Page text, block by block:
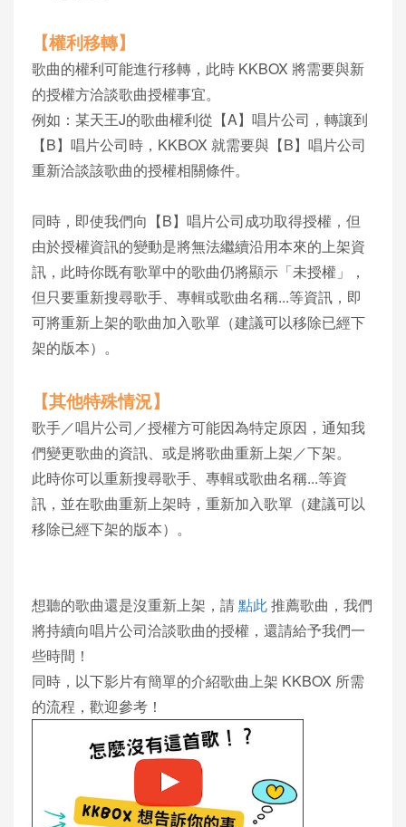
【權利移轉】
歌曲的權利可能進行移轉，此時 KKBOX 將需要與新
的授權方洽談歌曲授權事宜。
例如：某天王J的歌曲權利從【A】唱片公司，轉讓到
【B】唱片公司時，KKBOX 就需要與【B】唱片公司
重新洽談該歌曲的授權相關條件。
同時，即使我們向【B】唱片公司成功取得授權，但
由於授權資訊的變動是將無法繼續沿用本來的上架資
訊，此時你既有歌單中的歌曲仍將顯示「未授權」，
但只要重新搜尋歌手、專輯或歌曲名稱...等資訊，即
可將重新上架的歌曲加入歌單（建議可以移除已經下
架的版本）。
【其他特殊情況】
歌手／唱片公司／授權方可能因為特定原因，通知我
們變更歌曲的資訊、或是將歌曲重新上架／下架。
此時你可以重新搜尋歌手、專輯或歌曲名稱...等資
訊，並在歌曲重新上架時，重新加入歌單（建議可以
移除已經下架的版本）。
想聽的歌曲還是沒重新上架，請點此推薦歌曲，我們
將持續向唱片公司洽談歌曲的授權，還請給予我們一
些時間！
同時，以下影片有簡單的介紹歌曲上架 KKBOX 所需
的流程，歡迎參考！